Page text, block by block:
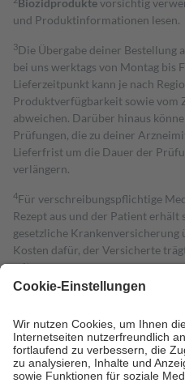
Biozidproduktevorsichtig
und Produktinformationen lesen.
3Die Übergabe deiner Bestellung
bei uns werktags von Montag bis
Lieferzeitpunkt kann je nach
Produktverfügbarkeit sowie vom
abweichen. Darüber hinaus
Prüfungen, die zu deiner
Lieferfrist um die Dauer der
verlängern.
4Für verschreibungspflichtige
Rezept aus und der Patient erhält
gesetzliche
Kosten dafür, der Versicherte
mit.
Grundsätzlich leisten Mitglieder
höchstens zehn Euro.
Es sind
Kosten der Leistung zu entrichten.
Diese Regeln gelten
Bei Heilmitteln und häuslicher